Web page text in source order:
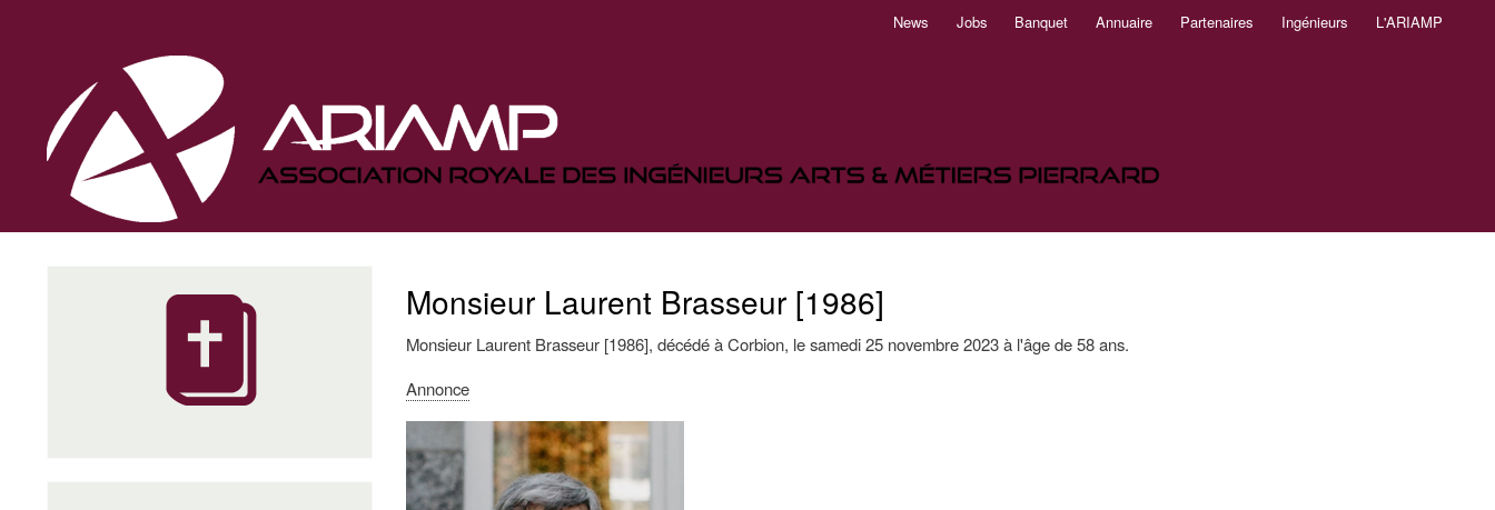
News Jobs Banquet Annuaire Partenaires Ingénieurs L'ARIAMP
Monsieur Laurent Brasseur [1986]
Monsieur Laurent Brasseur [1986], décédé à Corbion, le samedi 25 novembre 2023 à l'âge de 58 ans.
Annonce